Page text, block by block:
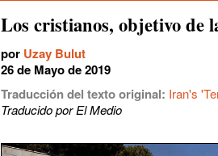
Los cristianos, objetivo
por Uzay Bulut
26 de Mayo de 2019
Traducción del texto original: Iran's
Traducido por El Medio